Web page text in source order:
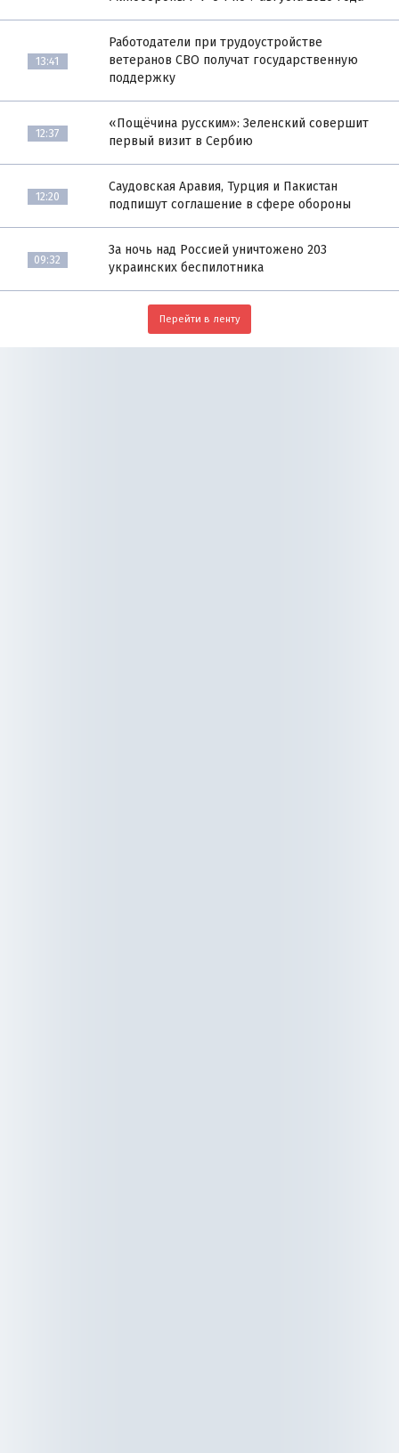
13:41
Работодатели при трудоустройстве
ветеранов СВО получат государственную
поддержку
12:37
«Пощёчина русским»: Зеленский совершит
первый визит в Сербию
12:20
Саудовская Аравия, Турция и Пакистан
подпишут соглашение в сфере обороны
09:32
За ночь над Россией уничтожено 203
украинских беспилотника
Перейти в ленту